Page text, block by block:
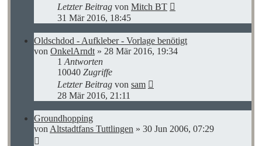
Letzter Beitrag von Mitch BT
31 Mär 2016, 18:45
Oldschdod - Aufkleber - Vorlage benötigt
von OnkelArndt » 28 Mär 2016, 19:34
1 Antworten
10040 Zugriffe
Letzter Beitrag von sam
28 Mär 2016, 21:11
Groundhopping
von Altstadtfans Tuttlingen » 30 Jun 2006, 07:29